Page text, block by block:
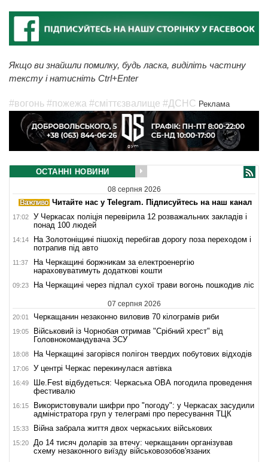
Якщо ви знайшли помилку, будь ласка, виділіть частину
тексту і натисніть Ctrl+Enter
#вогонь #пожежа #сміттєзвалище #ДСНС Реклама
ОСТАННІ НОВИНИ
08 серпня 2026
Читайте нас у Telegram. Підписуйтесь на наш канал
17:02
У Черкасах поліція перевірила 12 розважальних закладів і
понад 100 людей
14:14
На Золотоніщині пішохід перебігав дорогу поза переходом і
потрапив під авто
11:37
На Черкащині боржникам за електроенергію
нараховуватимуть додаткові кошти
09:23 На Черкащині через підпал сухої трави вогонь пошкодив ліс
07 серпня 2026
20:01 Черкащанин незаконно виловив 70 кілограмів риби
19:05
Військовий із Чорнобая отримав "Срібний хрест" від
Головнокомандувача ЗСУ
18:08 На Черкащині загорівся полігон твердих побутових відходів
17:06 У центрі Черкас перекинулася автівка
16:49
Ше.Fest відбудеться: Черкаська ОВА погодила проведення
фестивалю
16:15
Використовували шифри про "погоду": у Черкасах засудили
адміністратора груп у телеграмі про пересування ТЦК
15:33 Війна забрала життя двох черкаських військових
15:20
До 14 тисяч доларів за втечу: черкащанин організував
схему незаконного виїзду військовозобов'язаних